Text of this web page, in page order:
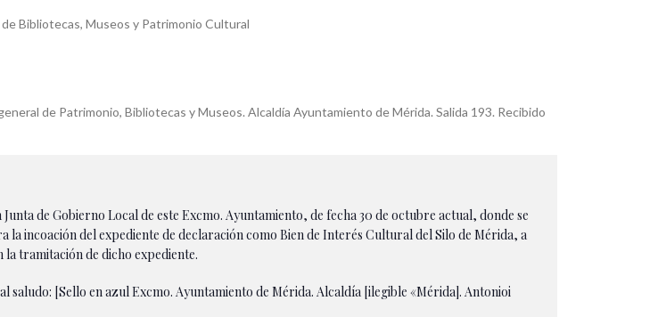
Bibliotecas, Museos y Patrimonio Cultural
de Patrimonio, Bibliotecas y Museos. Alcaldía Ayuntamiento de Mérida. Salida 193. Recibido
de Gobierno Local de este Excmo. Ayuntamiento, de fecha 30 de octubre actual, donde se
incoación del expediente de declaración como Bien de Interés Cultural del Silo de Mérida, a
tramitación de dicho expediente.
saludo: [Sello en azul Excmo. Ayuntamiento de Mérida. Alcaldía [ilegible «Mérida]. Antonioi